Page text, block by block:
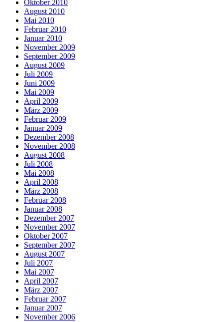
Oktober 2010
August 2010
Mai 2010
Februar 2010
Januar 2010
November 2009
September 2009
August 2009
Juli 2009
Juni 2009
Mai 2009
April 2009
März 2009
Februar 2009
Januar 2009
Dezember 2008
November 2008
August 2008
Juli 2008
Mai 2008
April 2008
März 2008
Februar 2008
Januar 2008
Dezember 2007
November 2007
Oktober 2007
September 2007
August 2007
Juli 2007
Mai 2007
April 2007
März 2007
Februar 2007
Januar 2007
November 2006